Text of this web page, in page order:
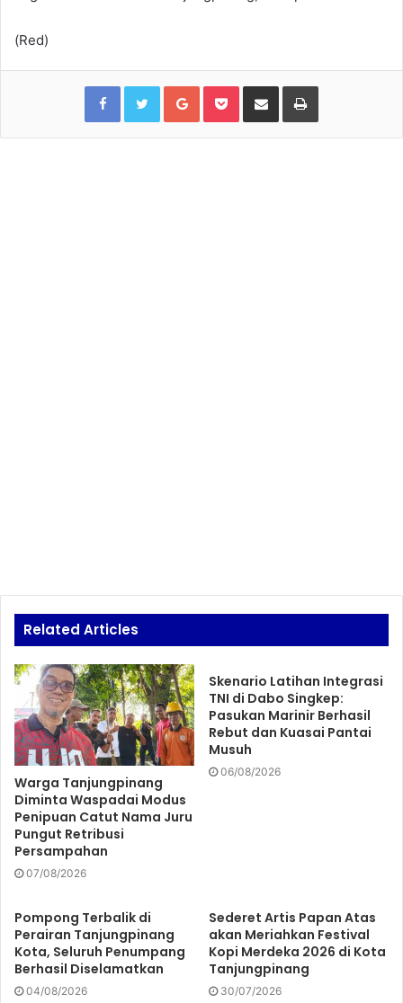
(Red)
FacebookTwitterGoogle+PocketShare via Email Print
Related Articles
Warga Tanjungpinang
Diminta Waspadai Modus
Penipuan Catut Nama Juru
Pungut Retribusi
Persampahan
07/08/2026
Skenario Latihan Integrasi
TNI di Dabo Singkep:
Pasukan Marinir Berhasil
Rebut dan Kuasai Pantai
Musuh
06/08/2026
Pompong Terbalik di
Perairan Tanjungpinang
Kota, Seluruh Penumpang
Berhasil Diselamatkan
04/08/2026
Sederet Artis Papan Atas
akan Meriahkan Festival
Kopi Merdeka 2026 di Kota
Tanjungpinang
30/07/2026